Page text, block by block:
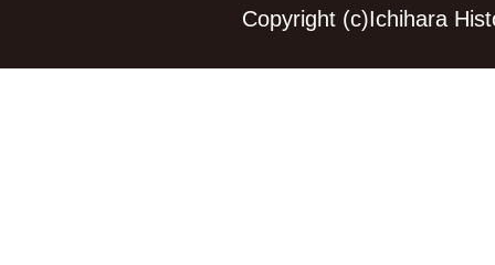
Copyright (c)Ichihara